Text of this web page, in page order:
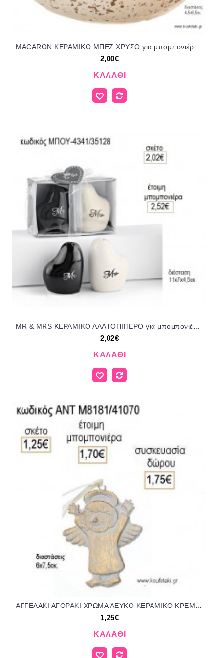
2,00€
ΚΑΛΆΘΙ
2,02€
ΚΑΛΆΘΙ
ΑΓΓΕΛΑΚΙ ΑΓΟΡΑΚΙ ΧΡΩΜΑ ΛΕΥΚΟ ΚΕΡΑΜΙΚΟ ΚΡΕΜΑΣΤΟ ΔΙΑΚΟΣΜΗΤΙΚΟ για μπομπονιέρες - δώρα πάρτυ - εορτών - γέννησης - γούρια - φτιάξτο μόνος σου ΑΝΤ-Μ8181/41070 1.25€!!!
1,25€
ΚΑΛΆΘΙ